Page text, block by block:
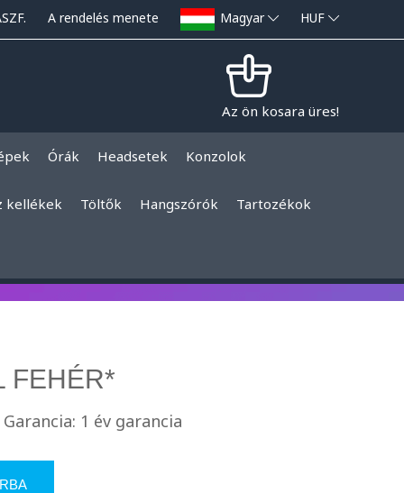
A rendelés menete Magyar HUF
Az ön kosara üres!
Órák Headsetek Konzolok
kellékek Töltők Hangszórók Tartozékok
FEHÉR*
Garancia: 1 év garancia